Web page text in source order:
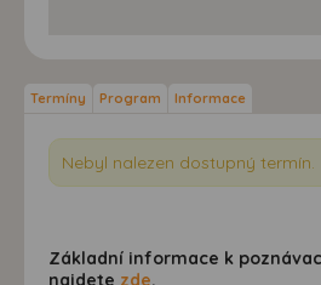
Termíny Program Informace
Nebyl nalezen dostupný termín.
Základní informace k
najdete zde.